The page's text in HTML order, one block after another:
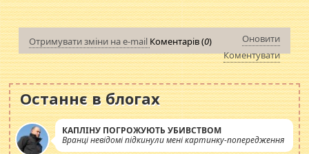
Отримувати зміни на e-mail Коментарів (0)
Оновити
Коментувати
Останнє в блогах
КАПЛІНУ ПОГРОЖУЮТЬ УБИВСТВОМ
Вранці невідомі підкинули мені картинку-попередження